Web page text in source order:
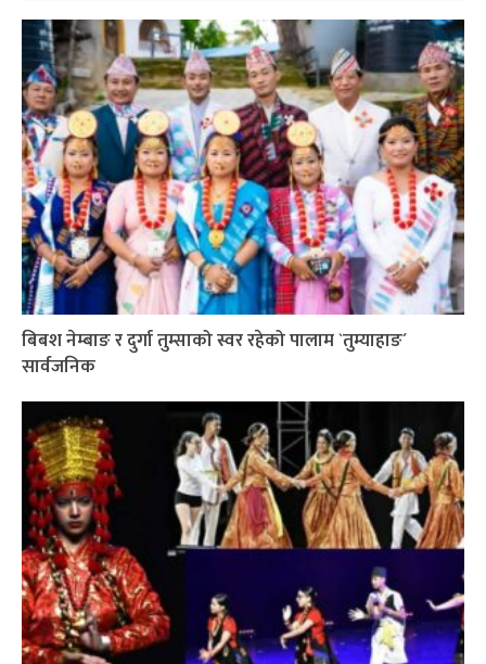
बिबश नेम्बाङ र दुर्गा तुम्साको स्वर रहेको पालाम `तुम्याहाङ´
सार्वजनिक